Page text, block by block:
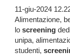
11-giu-2024
Alimentazione,
lo screening
unipa,
studenti,